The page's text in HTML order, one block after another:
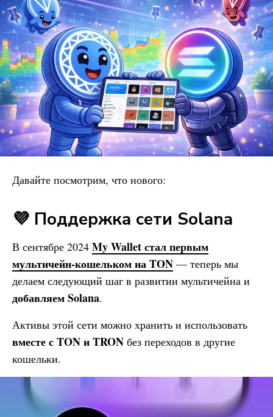
Давайте посмотрим, что нового:
💜 Поддержка сети Solana
В сентябре 2024 My Walletстал первым
мультичейн-кошельком на TON — теперь мы
делаем следующий шаг в развитии мультичейна и
добавляем Solana.
Активы этой сети можно хранить и использовать
вместе с TON и TRON без переходов в другие
кошельки.